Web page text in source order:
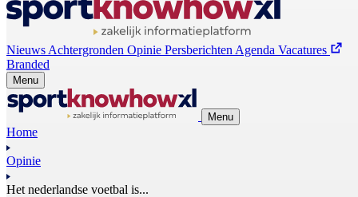
Nieuws Achtergronden Opinie Persberichten Agenda Vacatures
Branded
Menu
Menu
Home
Opinie
Het nederlandse voetbal is...